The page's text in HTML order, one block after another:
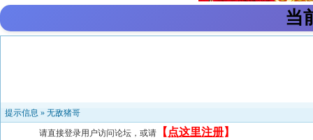
当
提示信息 » 无敌猪哥
请直接登录用户访问论坛，或请 【 点这里注册】